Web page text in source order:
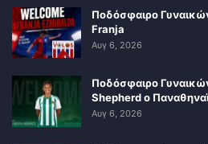
Ποδόσφαιρο
Franja
Αυγ 6, 2026
Ποδόσφαιρο
Shepherd ο
Αυγ 6, 2026